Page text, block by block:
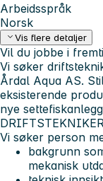
Arbeidsspråk
Norsk
Vis flere detaljer
Vil du jobbe i
Vi søker
Årdal Aqua AS.
eksisterende
nye
Vi søker person
bakgrunn
mekanisk